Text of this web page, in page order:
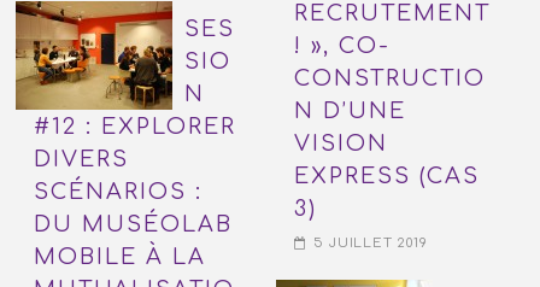
SES
SIO
N
#12 : EXPLORER
DIVERS
SCÉNARIOS :
DU MUSÉOLAB
MOBILE À LA
RECRUTEMENT
! », CO-
CONSTRUCTIO
N D’UNE
VISION
EXPRESS (CAS
3)
5 JUILLET 2019